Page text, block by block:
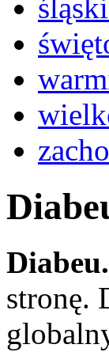
stronę.